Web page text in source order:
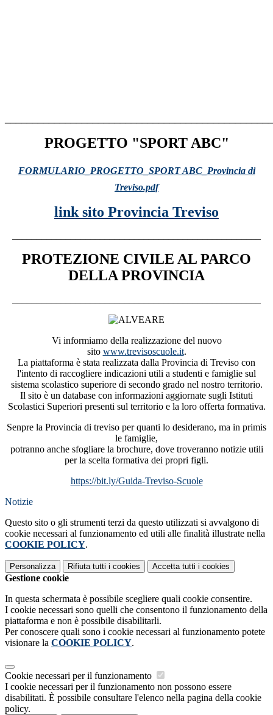
PROGETTO "SPORT ABC"
FORMULARIO_PROGETTO_SPORT ABC_Provincia di
Treviso.pdf
link sito Provincia Treviso
PROTEZIONE CIVILE AL PARCO
DELLA PROVINCIA
Vi informiamo della realizzazione del nuovo
sito www.trevisoscuole.it.
La piattaforma è stata realizzata dalla Provincia di Treviso con
l'intento di raccogliere indicazioni utili a studenti e famiglie sul
sistema scolastico superiore di secondo grado nel nostro territorio.
Il sito è un database con informazioni aggiornate sugli Istituti
Scolastici Superiori presenti sul territorio e la loro offerta formativa.
Senpre la Provincia di treviso per quanti lo desiderano, ma in primis
le famiglie,
potranno anche sfogliare la brochure, dove troveranno notizie utili
per la scelta formativa dei propri figli.
https://bit.ly/Guida-Treviso-Scuole
Notizie
Questo sito o gli strumenti terzi da questo utilizzati si avvalgono di
cookie necessari al funzionamento ed utili alle finalità illustrate nella
COOKIE POLICY.
Personalizza Rifiuta tutti i cookies Accetta tutti i cookies
Gestione cookie
In questa schermata è possibile scegliere quali cookie consentire.
I cookie necessari sono quelli che consentono il funzionamento della
piattaforma e non è possibile disabilitarli.
Per conoscere quali sono i cookie necessari al funzionamento potete
visionare la COOKIE POLICY.
Cookie necessari per il funzionamento
I cookie necessari per il funzionamento non possono essere
disabilitati. È possibile consultare l'elenco nella pagina della cookie
policy.